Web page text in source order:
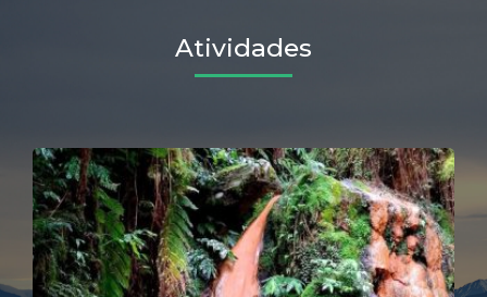
Atividades